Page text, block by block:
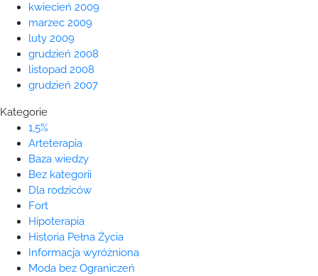
kwiecień 2009
marzec 2009
luty 2009
grudzień 2008
listopad 2008
grudzień 2007
Kategorie
1,5%
Arteterapia
Baza wiedzy
Bez kategorii
Dla rodziców
Fort
Hipoterapia
Historia Pełna Życia
Informacja wyróżniona
Moda bez Ograniczeń